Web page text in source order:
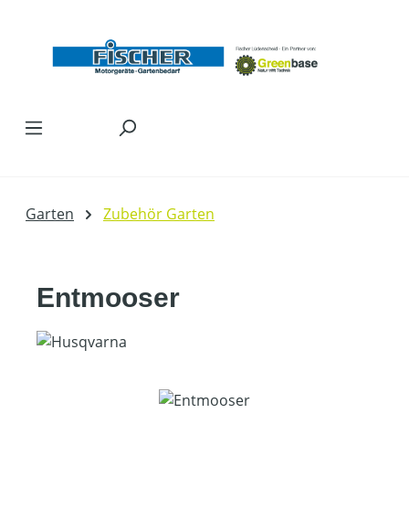
Garten Zubehör Garten
Entmooser
Bildergalerie überspringen